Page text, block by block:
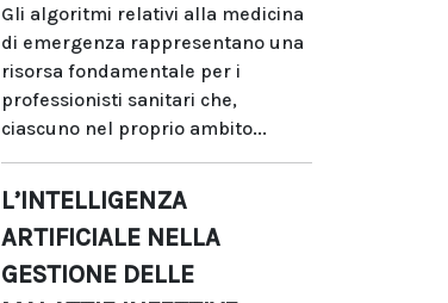
Gli algoritmi relativi alla medicina
di emergenza rappresentano una
risorsa fondamentale per i
professionisti sanitari che,
ciascuno nel proprio ambito...
L’INTELLIGENZA
ARTIFICIALE NELLA
GESTIONE DELLE